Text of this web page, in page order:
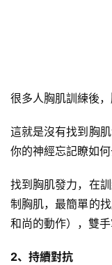
很多人胸肌訓練後
這就是沒有找到胸
你的神經忘記瞭如何
找到胸肌發力，在
制胸肌，最簡單的
和尚的動作），雙
2、持續對抗